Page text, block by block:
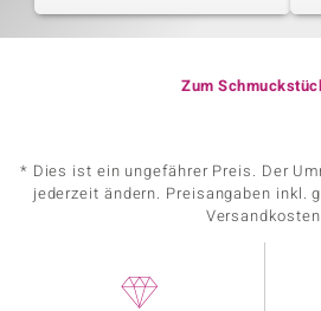
Zum
* Dies ist ein ungefährer Preis. Der
jederzeit ändern. Preisangaben inkl.
Versandkosten.